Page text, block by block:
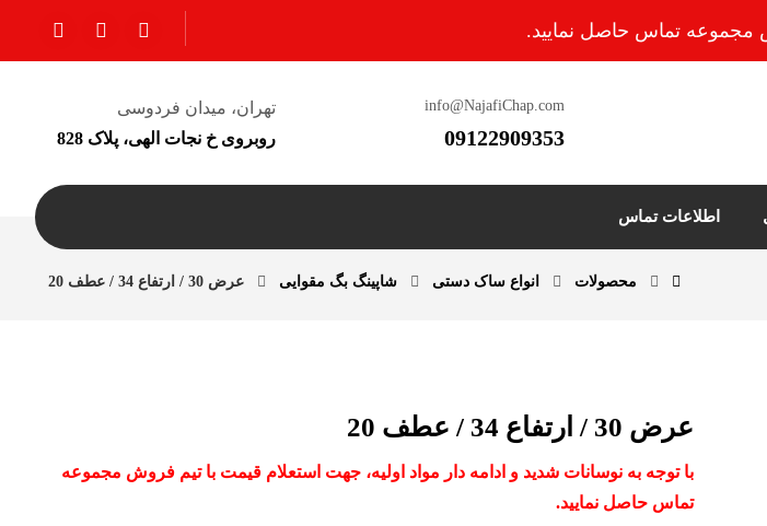
مجموعه تماس حاصل نمایید.
تهران، میدان فردوسی
روبروی خ نجات الهی، پلاک 828
info@NajafiChap.com
09122909353
اطلاعات تماس
محصولات انواع ساک دستی شاپینگ بگ مقوایی عرض 30 / ارتفاع 34 / عطف 20
عرض 30 / ارتفاع 34 / عطف 20
با توجه به نوسانات شدید و ادامه دار مواد اولیه، جهت استعلام قیمت با تیم فروش مجموعه
تماس حاصل نمایید.